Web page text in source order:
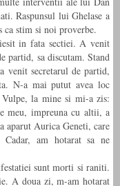
Raspunsul lui Ghelase a
ca stim si noi proverbe.
in fata sectiei. A venit
partid, sa discutam. Stand
venit secretarul de partid,
N-a mai putut avea loc
la mine si mi-a zis:
meu, impreuna cu altii, a
aparut Aurica Geneti, care
am hotarat sa ne
sunt morti si raniti.
A doua zi, m-am hotarat